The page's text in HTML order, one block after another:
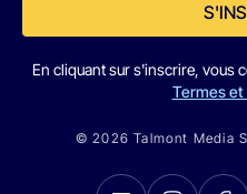
En cliquant sur s'inscrire, vous
Termes
© 2026 Talmont Media